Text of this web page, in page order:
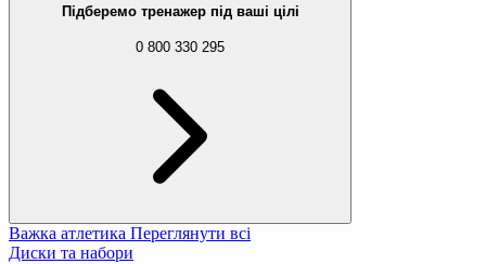
Підберемо тренажер під ваші цілі
0 800 330 295
Важка атлетика Переглянути всі
Диски та набори